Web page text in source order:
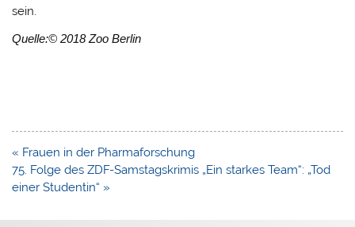
sein.
Quelle:© 2018 Zoo Berlin
Beitragsnavigation
« Frauen in der Pharmaforschung
75. Folge des ZDF-Samstagskrimis „Ein starkes Team“: „Tod
einer Studentin“ »